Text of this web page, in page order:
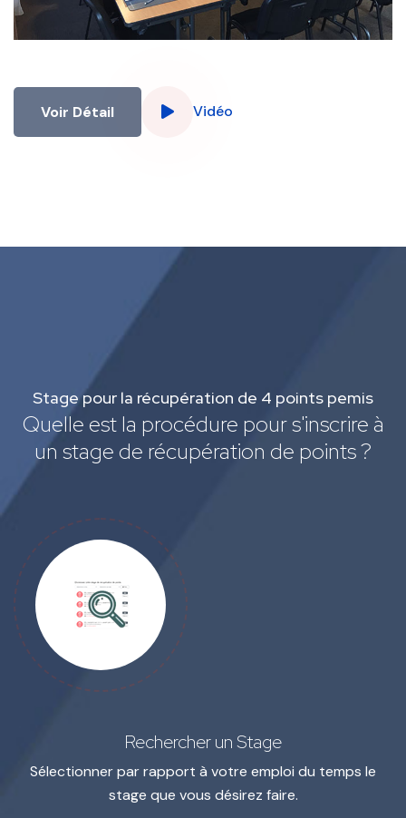
Voir Détail Vidéo
Stage pour la récupération de 4 points pemis
Quelle est la procédure pour s'inscrire à
un stage de récupération de points ?
Rechercher un Stage
Sélectionner par rapport à votre emploi du temps le
stage que vous désirez faire.